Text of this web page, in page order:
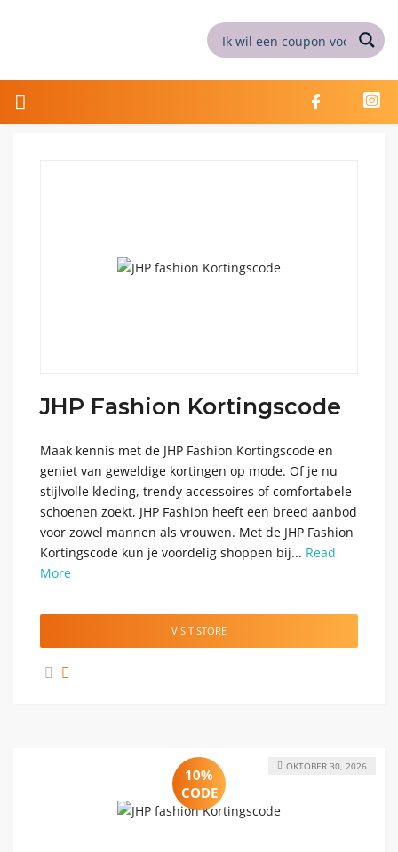
JHP Fashion Kortingscode
Maak kennis met de JHP Fashion Kortingscode en
geniet van geweldige kortingen op mode. Of je nu
stijlvolle kleding, trendy accessoires of comfortabele
schoenen zoekt, JHP Fashion heeft een breed aanbod
voor zowel mannen als vrouwen. Met de JHP Fashion
Kortingscode kun je voordelig shoppen bij... Read
More
VISIT STORE
10%
CODE
OKTOBER 30, 2026